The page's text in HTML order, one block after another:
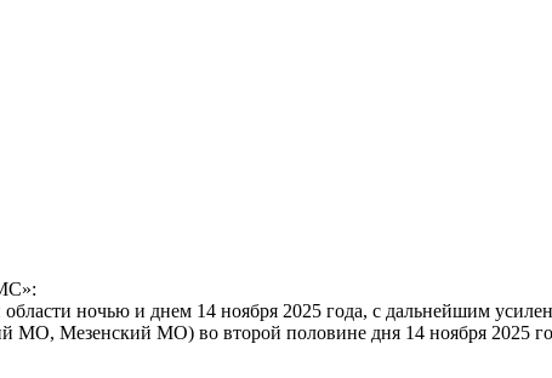
ночью и днем 14 ноября 2025 года, с дальнейшим
МО, Мезенский МО) во второй половине дня 14 ноября 2025